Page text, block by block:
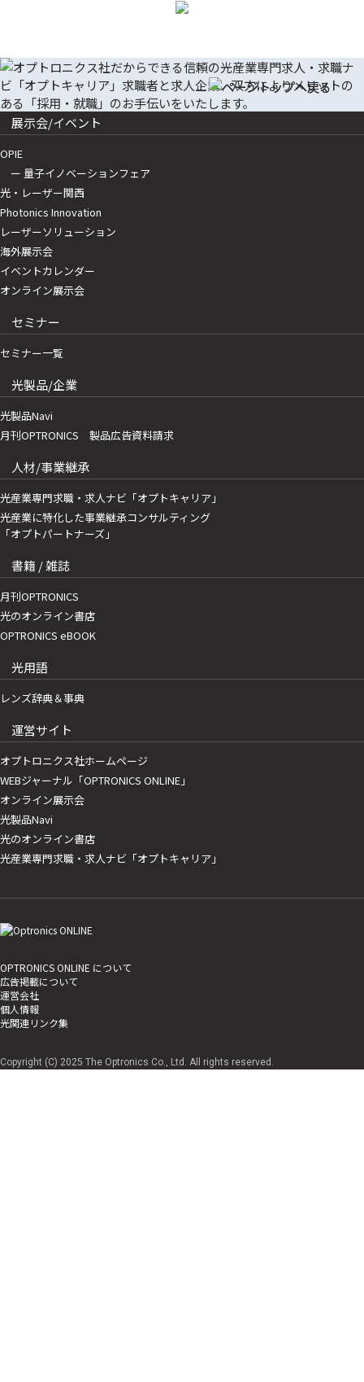
展示会/イベント
OPIE
ー 量子イノベーションフェア
光・レーザー関西
Photonics Innovation
レーザーソリューション
海外展示会
イベントカレンダー
オンライン展示会
セミナー
セミナー一覧
光製品/企業
光製品Navi
月刊OPTRONICS 製品広告資料請求
人材/事業継承
光産業専門求職・求人ナビ「オプトキャリア」
光産業に特化した事業継承コンサルティング
「オプトパートナーズ」
書籍 / 雑誌
月刊OPTRONICS
光のオンライン書店
OPTRONICS eBOOK
光用語
レンズ辞典＆事典
運営サイト
オプトロニクス社ホームページ
WEBジャーナル「OPTRONICS ONLINE」
オンライン展示会
光製品Navi
光のオンライン書店
光産業専門求職・求人ナビ「オプトキャリア」
OPTRONICS ONLINE について
広告掲載について
運営会社
個人情報
光関連リンク集
Copyright (C) 2025 The Optronics Co., Ltd. All rights reserved.